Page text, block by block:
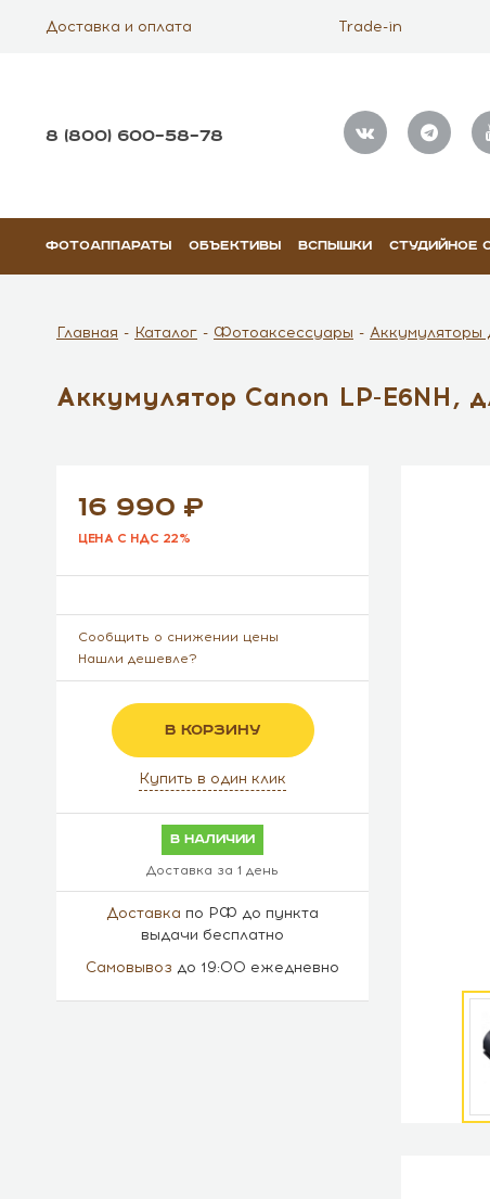
Доставка и оплата Trade-in
8 (800) 600–58–78
ФОТОАППАРАТЫ ОБЪЕКТИВЫ ВСПЫШКИ СТУДИЙНОЕ
Главная Каталог Фотоаксессуары Аккумуляторы
Аккумулятор Canon LP-E6NH,
16 990
ЦЕНА С НДС 22%
Сообщить о снижении цены
Нашли дешевле?
В КОРЗИНУ
Купить в один клик
в наличии
Доставка за 1 день
Доставка по РФ до пункта
выдачи бесплатно
Самовывоз до 19:00 ежедневно